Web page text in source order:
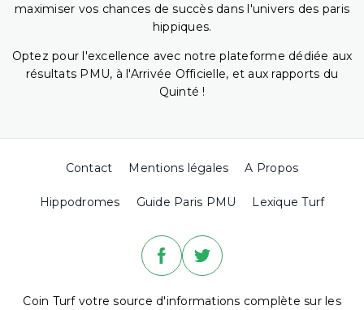
maximiser vos chances de succès dans l'univers des paris
hippiques.
Optez pour l'excellence avec notre plateforme dédiée aux
résultats PMU, à l'Arrivée Officielle, et aux rapports du
Quinté !
Contact Mentions légales A Propos
Hippodromes Guide Paris PMU Lexique Turf
Coin Turf votre source d'informations complète sur les